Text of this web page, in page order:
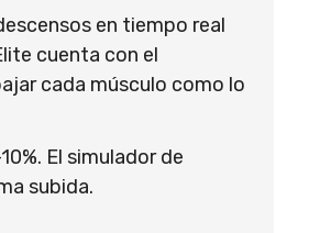
en tiempo real
cuenta con el
cada músculo como lo
El simulador de
subida.